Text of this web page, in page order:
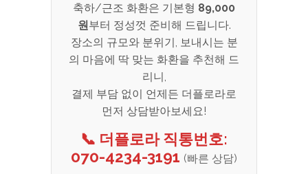
축하/근조 화환은 기본형 89,000
원부터 정성껏 준비해 드립니다.
장소의 규모와 분위기, 보내시는 분
의 마음에 딱 맞는 화환을 추천해 드
리니,
결제 부담 없이 언제든 더플로라로
먼저 상담받아보세요!
📞 더플로라 직통번호:
070-4234-3191 (빠른 상담)